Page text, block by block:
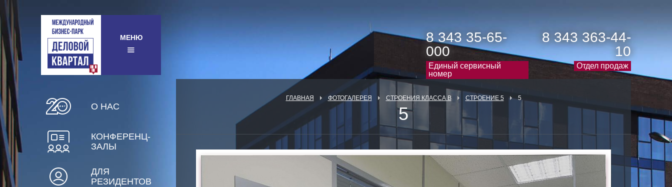
МЕНЮ
8 343 35-65-
000
Единый сервисный
номер
8 343 363-44-
10
Отдел продаж
О НАС
КОНФЕРЕНЦ-
ЗАЛЫ
ДЛЯ
РЕЗИДЕНТОВ
ГЛАВНАЯ ФОТОГАЛЕРЕЯ СТРОЕНИЯ КЛАССА В СТРОЕНИЕ 5 5
5